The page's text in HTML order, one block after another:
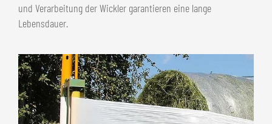
und Verarbeitung der Wickler garantieren eine lange
Lebensdauer.